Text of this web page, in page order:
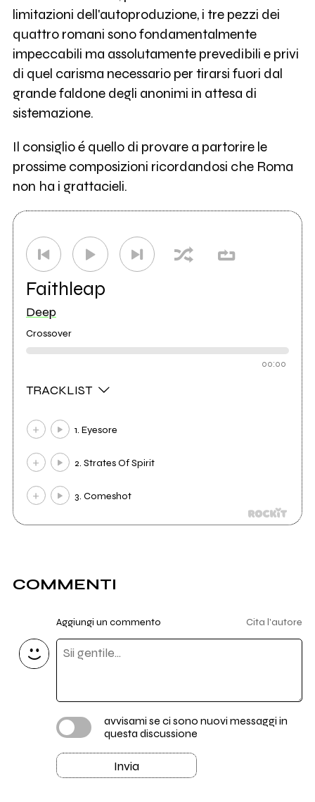
limitazioni dell'autoproduzione, i tre pezzi dei
quattro romani sono fondamentalmente
impeccabili ma assolutamente prevedibili e privi
di quel carisma necessario per tirarsi fuori dal
grande faldone degli anonimi in attesa di
sistemazione.
Il consiglio é quello di provare a partorire le
prossime composizioni ricordandosi che Roma
non ha i grattacieli.
Faithleap
Deep
Crossover
00:00
TRACKLIST
1. Eyesore
2. Strates Of Spirit
3. Comeshot
COMMENTI
Aggiungi un commento Cita l'autore
avvisami se ci sono nuovi messaggi in
questa discussione
Invia